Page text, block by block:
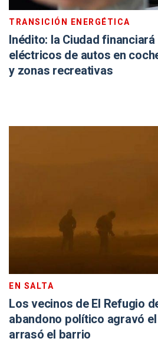
TRANSICIÓN ENERGÉTICA
Inédito: la Ciudad
eléctricos de autos en
y zonas recreativas
EN SALTA
Los vecinos de El Refugio
abandono político agravó
arrasó el barrio